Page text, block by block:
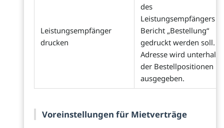
Leistungsempfänger
drucken
des
Leistungsempfängers
Bericht „Bestellung“
gedruckt werden soll.
Adresse wird unterhalb
der Bestellpositionen
ausgegeben.
Voreinstellungen für Mietverträge